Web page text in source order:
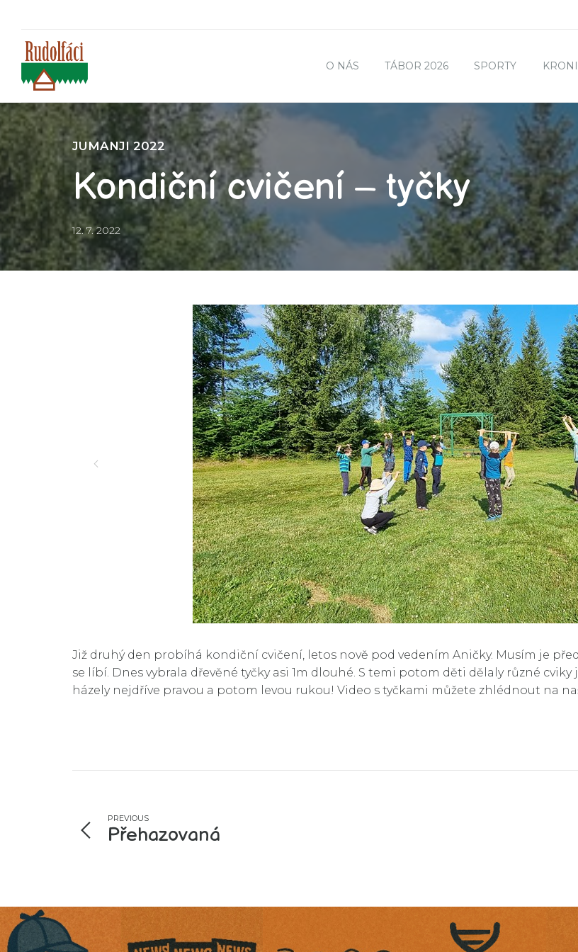
O NÁS TÁBOR 2026 SPORTY
JUMANJI 2022
Kondiční cvičení – tyčky
12. 7. 2022
Již druhý den probíhá kondiční cvičení, letos nově pod vedením Aničky. Musím je
se líbí. Dnes vybrala dřevěné tyčky asi 1m dlouhé. S temi potom děti dělaly různé
házely nejdříve pravou a potom levou rukou! Video s tyčkami můžete zhlédnout na
PREVIOUS
Přehazovaná